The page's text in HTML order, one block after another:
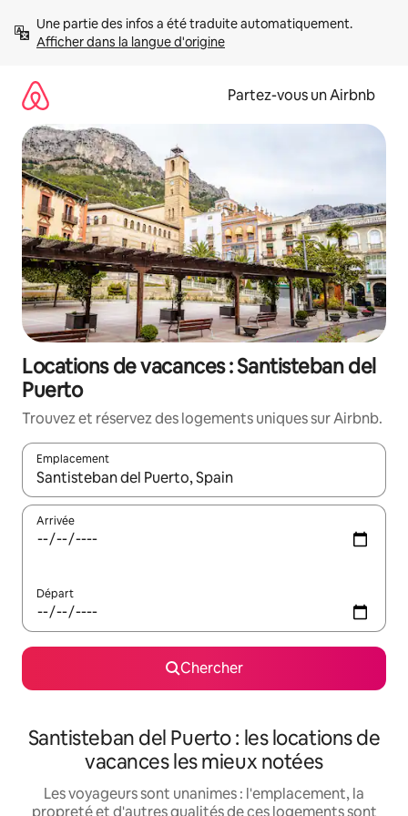
directement
Afficher dans la langue d'origine
Partez-vous un Airbnb
Locations de vacances : Santisteban del
Puerto
Trouvez et réservez des logements uniques sur Airbnb.
Emplacement
Quand les résultats sont affichés, parcourez-les en utilisant
Arrivée
Départ
Chercher
Santisteban del Puerto : les locations de
vacances les mieux notées
Les voyageurs sont unanimes : l'emplacement, la
propreté et d'autres qualités de ces logements sont